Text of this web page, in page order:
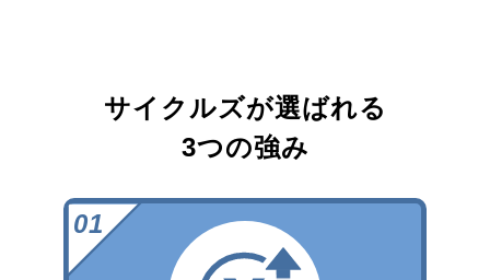
サイクルズが選ばれる
3つの強み